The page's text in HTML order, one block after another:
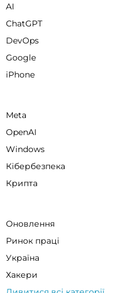
AI
ChatGPT
DevOps
Google
iPhone
Meta
OpenAI
Windows
Кібербезпека
Крипта
Оновлення
Ринок праці
Україна
Хакери